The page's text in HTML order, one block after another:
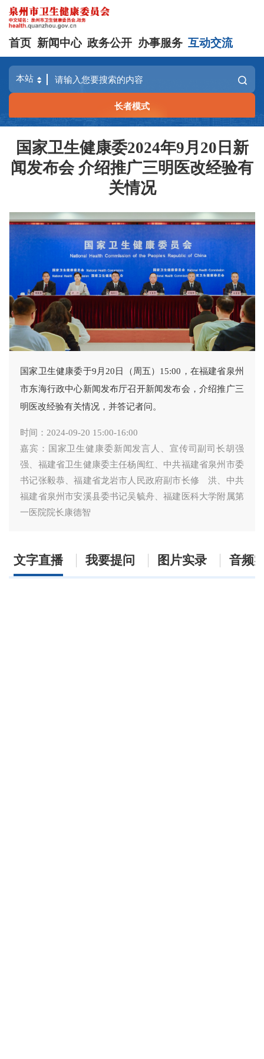
首页 新闻中心 政务公开 办事服务 互动交流
长者模式
国家卫生健康委2024年9月20日新
闻发布会 介绍推广三明医改经验有
关情况
国家卫生健康委于9月20日（周五）15:00，在福建省泉州
市东海行政中心新闻发布厅召开新闻发布会，介绍推广三
明医改经验有关情况，并答记者问。
时间：2024-09-20 15:00-16:00
嘉宾：国家卫生健康委新闻发言人、宣传司副司长胡强
强、福建省卫生健康委主任杨闽红、中共福建省泉州市委
书记张毅恭、福建省龙岩市人民政府副市长修 洪、中共
福建省泉州市安溪县委书记吴毓舟、福建医科大学附属第
一医院院长康德智
文字直播 我要提问 图片实录 音频